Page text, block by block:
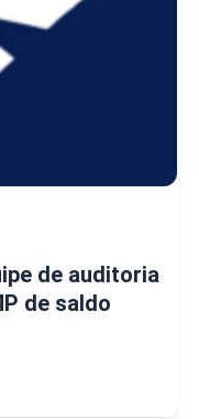
de auditoria
de saldo